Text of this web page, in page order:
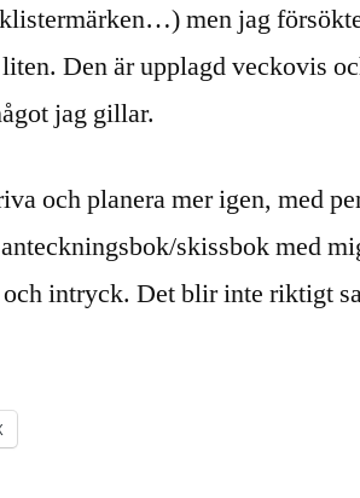
men jag
Den är upplagd veckovis
jag gillar.
och planera mer igen, med
skissbok med
intryck. Det blir inte riktigt